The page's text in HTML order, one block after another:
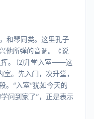
琴同类。这里孔子
他所弹的音调。《说
挥。 ⑵升堂入室——这
。先入门，次升堂，
。“入室”犹如今天的
问到家了”，正是表示